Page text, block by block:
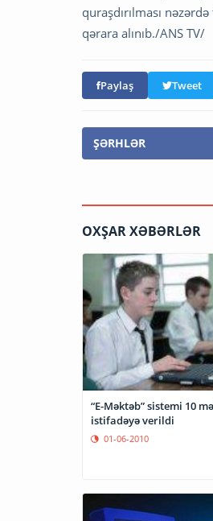
quraşdırılması
qərara alınıb./ANS TV/
Paylaş Tweet
ŞƏRHLƏR
OXŞAR XƏBƏRLƏR
“E-Məktəb” sistemi 10
istifadəyə verildi
01-06-2010